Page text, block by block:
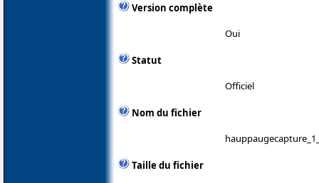
Version complète
Oui
Statut
Officiel
Nom du fichier
Taille du fichier